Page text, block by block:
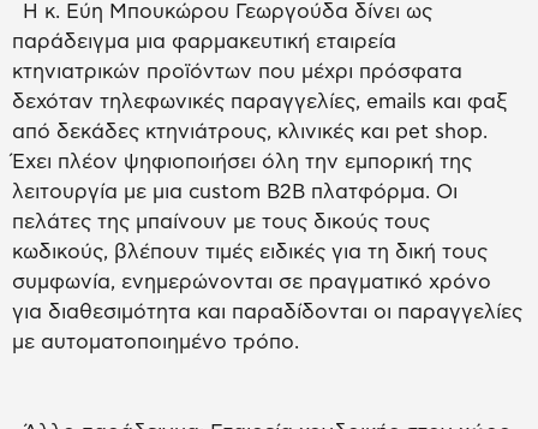
Η κ. Εύη Μπουκώρου Γεωργούδα δίνει ως
παράδειγμα μια φαρμακευτική εταιρεία
κτηνιατρικών προϊόντων που μέχρι πρόσφατα
δεχόταν τηλεφωνικές παραγγελίες, emails και φαξ
από δεκάδες κτηνιάτρους, κλινικές και pet shop.
Έχει πλέον ψηφιοποιήσει όλη την εμπορική της
λειτουργία με μια custom B2B πλατφόρμα. Οι
πελάτες της μπαίνουν με τους δικούς τους
κωδικούς, βλέπουν τιμές ειδικές για τη δική τους
συμφωνία, ενημερώνονται σε πραγματικό χρόνο
για διαθεσιμότητα και παραδίδονται οι παραγγελίες
με αυτοματοποιημένο τρόπο.